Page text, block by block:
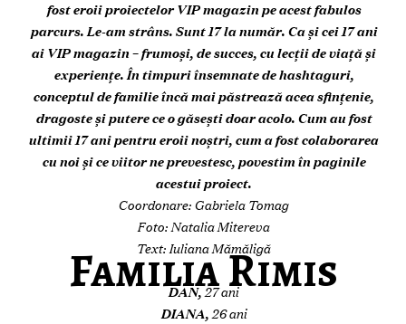
fost eroii proiectelor VIP magazin pe acest fabulos
parcurs. Le-am strâns. Sunt 17 la număr. Ca și cei 17 ani
ai VIP magazin – frumoși, de succes, cu lecții de viață și
experiențe. În timpuri însemnate de hashtaguri,
conceptul de familie încă mai păstrează acea sfințenie,
dragoste și putere ce o găsești doar acolo. Cum au fost
ultimii 17 ani pentru eroii noștri, cum a fost colaborarea
cu noi și ce viitor ne prevestesc, povestim în paginile
acestui proiect.
Coordonare: Gabriela Tomag
Foto: Natalia Mitereva
Text: Iuliana Mămăligă
Familia Rimis
DAN,27 ani
DIANA,26 ani